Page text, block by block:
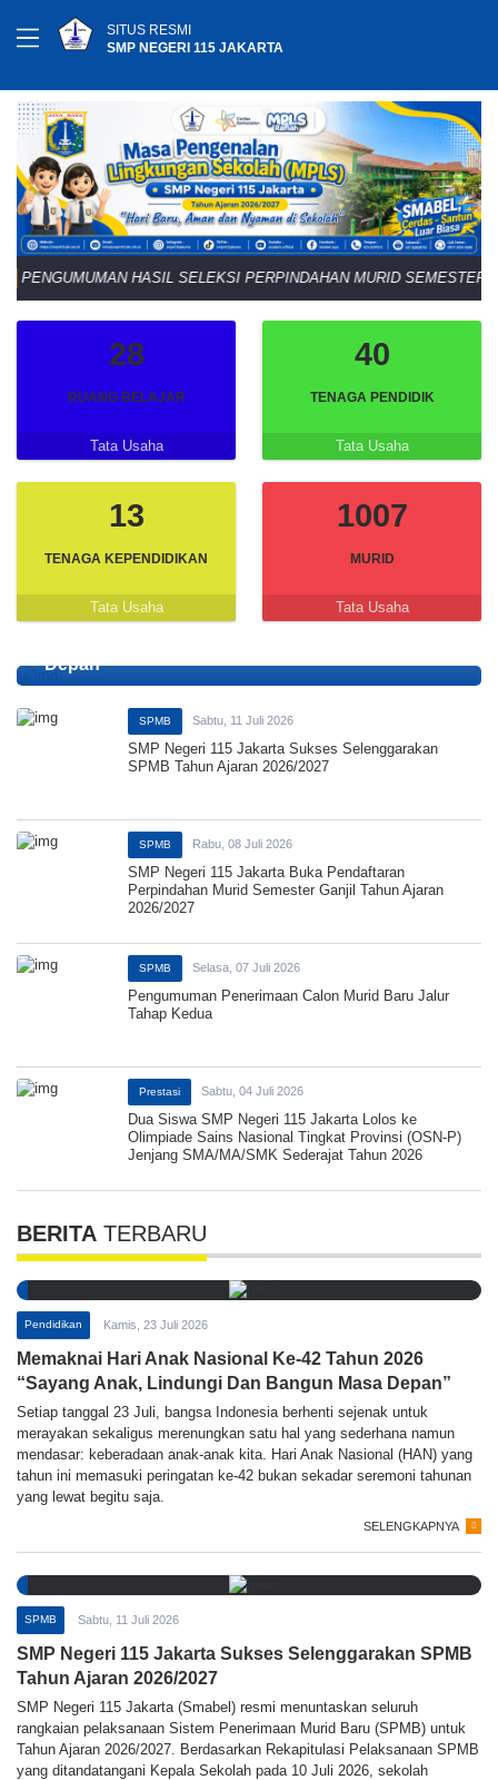
SITUS RESMI
SMP NEGERI 115 JAKARTA
HASIL SELEKSI PERPINDAHAN MURID SEMESTER
28
RUANG BELAJAR
Tata Usaha
40
TENAGA PENDIDIK
Tata Usaha
13
TENAGA KEPENDIDIKAN
Tata Usaha
1007
MURID
Tata Usaha
Memaknai Hari Anak Nasional Ke-42 Tahun 2026
Depan”
SPMB Sabtu, 11 Juli 2026
SMP Negeri 115 Jakarta Sukses Selenggarakan
SPMB Tahun Ajaran 2026/2027
SPMB Rabu, 08 Juli 2026
SMP Negeri 115 Jakarta Buka Pendaftaran
Perpindahan Murid Semester Ganjil Tahun Ajaran
2026/2027
SPMB Selasa, 07 Juli 2026
Pengumuman Penerimaan Calon Murid Baru Jalur
Tahap Kedua
Prestasi Sabtu, 04 Juli 2026
Dua Siswa SMP Negeri 115 Jakarta Lolos ke
Olimpiade Sains Nasional Tingkat Provinsi (OSN-P)
Jenjang SMA/MA/SMK Sederajat Tahun 2026
BERITA TERBARU
Pendidikan Kamis, 23 Juli 2026
Memaknai Hari Anak Nasional Ke-42 Tahun 2026
“Sayang Anak, Lindungi Dan Bangun Masa Depan”
Setiap tanggal 23 Juli, bangsa Indonesia berhenti sejenak untuk
merayakan sekaligus merenungkan satu hal yang sederhana namun
mendasar: keberadaan anak-anak kita. Hari Anak Nasional (HAN) yang
tahun ini memasuki peringatan ke-42 bukan sekadar seremoni tahunan
yang lewat begitu saja.
SELENGKAPNYA
SPMB Sabtu, 11 Juli 2026
SMP Negeri 115 Jakarta Sukses Selenggarakan SPMB
Tahun Ajaran 2026/2027
SMP Negeri 115 Jakarta (Smabel) resmi menuntaskan seluruh
rangkaian pelaksanaan Sistem Penerimaan Murid Baru (SPMB) untuk
Tahun Ajaran 2026/2027. Berdasarkan Rekapitulasi Pelaksanaan SPMB
yang ditandatangani Kepala Sekolah pada 10 Juli 2026, sekolah